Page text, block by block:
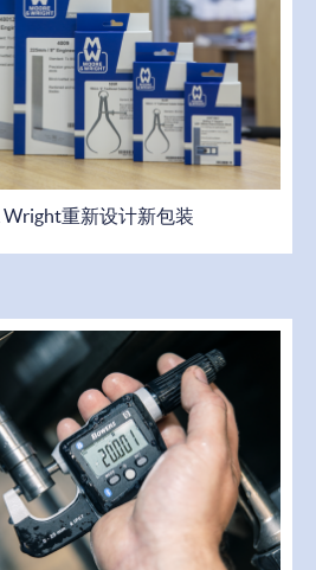
Wright重新设计新包装